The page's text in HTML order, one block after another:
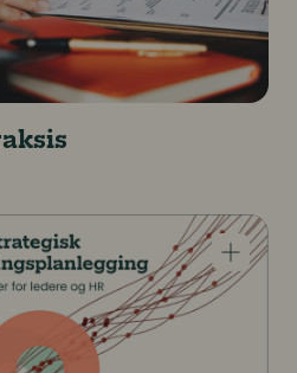
En veileder for